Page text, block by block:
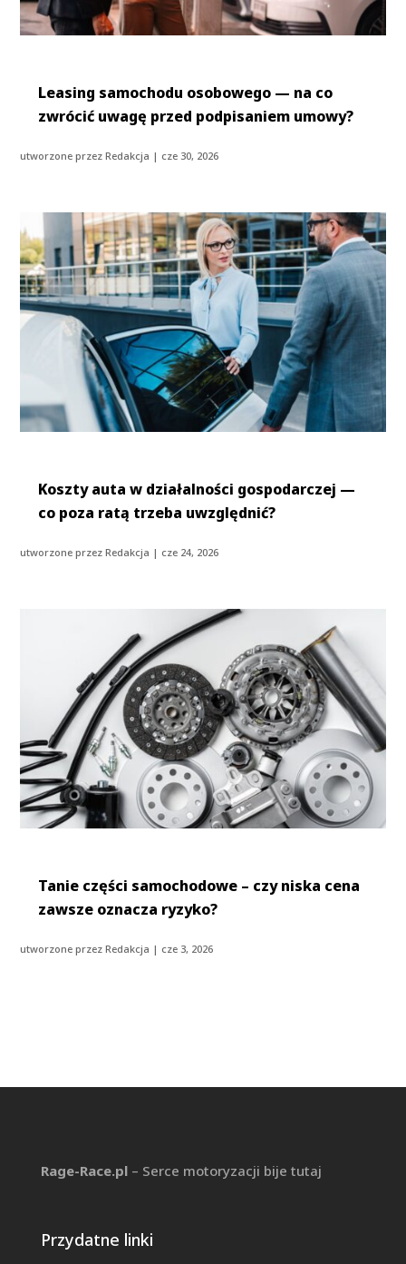
Leasing samochodu osobowego — na co
zwrócić uwagę przed podpisaniem umowy?
utworzone przezRedakcja | cze 30, 2026
Koszty auta w działalności gospodarczej —
co poza ratą trzeba uwzględnić?
utworzone przezRedakcja | cze 24, 2026
Tanie części samochodowe – czy niska cena
zawsze oznacza ryzyko?
utworzone przezRedakcja | cze 3, 2026
Rage-Race.pl– Serce motoryzacji bije tutaj
Przydatne linki